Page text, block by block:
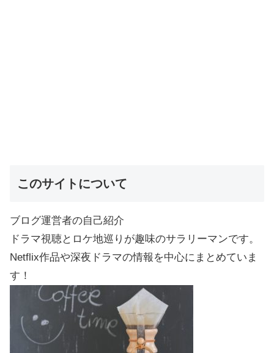
このサイトについて
ブログ運営者の自己紹介
ドラマ視聴とロケ地巡りが趣味のサラリーマンです。
Netflix作品や深夜ドラマの情報を中心にまとめていま
す！